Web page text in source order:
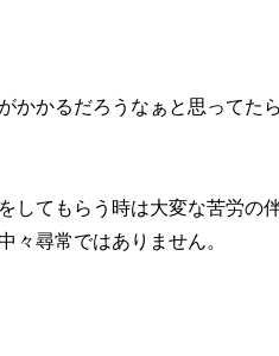
かかるだろうなぁと思ってた
してもらう時は大変な苦労の
々尋常ではありません。